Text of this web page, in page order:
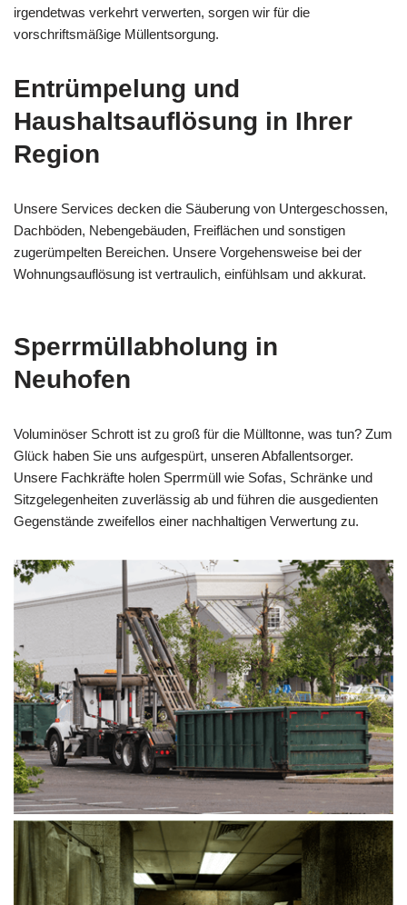
irgendetwas verkehrt verwerten, sorgen wir für die
vorschriftsmäßige Müllentsorgung.
Entrümpelung und
Haushaltsauflösung in Ihrer
Region
Unsere Services decken die Säuberung von Untergeschossen,
Dachböden, Nebengebäuden, Freiflächen und sonstigen
zugerümpelten Bereichen. Unsere Vorgehensweise bei der
Wohnungsauflösung ist vertraulich, einfühlsam und akkurat.
Sperrmüllabholung in
Neuhofen
Voluminöser Schrott ist zu groß für die Mülltonne, was tun? Zum
Glück haben Sie uns aufgespürt, unseren Abfallentsorger.
Unsere Fachkräfte holen Sperrmüll wie Sofas, Schränke und
Sitzgelegenheiten zuverlässig ab und führen die ausgedienten
Gegenstände zweifellos einer nachhaltigen Verwertung zu.